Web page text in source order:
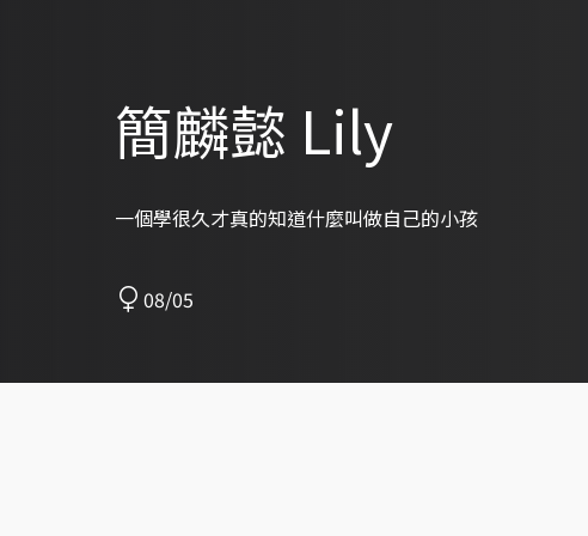
簡麟懿 Lily
一個學很久才真的知道什麼叫做自己的小孩
08/05